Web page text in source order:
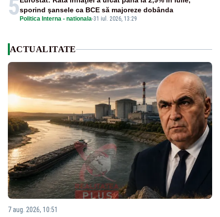
5 Politica Interna - nationala-31 iul. 2026, 13:29
sporind şansele ca BCE să majoreze dobânda
ACTUALITATE
7 aug. 2026, 10:51